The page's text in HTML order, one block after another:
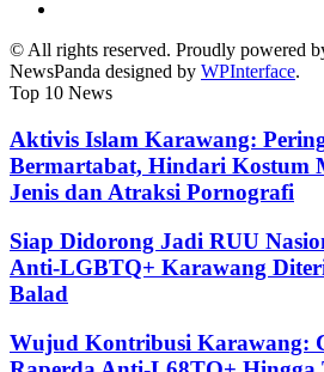
© All rights reserved. Proudly powered
NewsPanda designed by WPInterface.
Top 10 News
Aktivis Islam Karawang:
Bermartabat, Hindari Kostum
Jenis dan Atraksi Pornografi
Siap Didorong Jadi RUU
Anti-LGBTQ+ Karawang
Balad
Wujud Kontribusi Karawang: